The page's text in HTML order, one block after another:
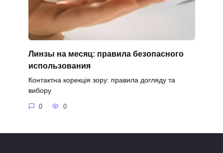
Линзы на месяц: правила безопасного
использования
Контактна корекція зору: правила догляду та
вибору
0 0